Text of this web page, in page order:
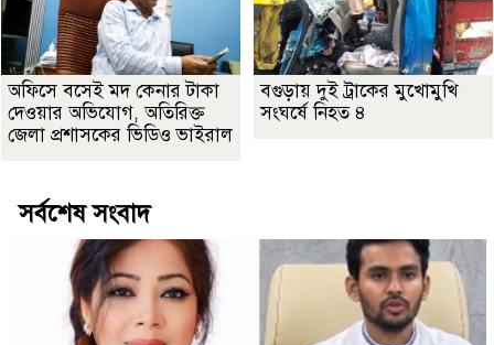
অফিসে বসেই মদ কেনার টাকা
দেওয়ার অভিযোগ, অতিরিক্ত
জেলা প্রশাসকের ভিডিও ভাইরাল
বগুড়ায় দুই ট্রাকের মুখোমুখি
সংঘর্ষে নিহত ৪
সর্বশেষ সংবাদ